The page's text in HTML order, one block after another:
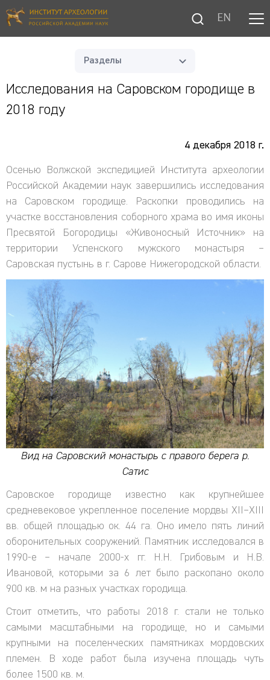
EN
Разделы
Исследования на Саровском городище в
2018 году
4 декабря 2018 г.
Осенью Волжской экспедицией Института археологии
Российской Академии наук завершились исследования
на Саровском городище. Раскопки проводились на
участке восстановления соборного храма во имя иконы
Пресвятой Богородицы «Живоносный Источник» на
территории Успенского мужского монастыря –
Саровская пустынь в г. Сарове Нижегородской области.
Вид на Саровский монастырь с правого берега р.
Сатис
Саровское городище известно как крупнейшее
средневековое укрепленное поселение мордвы XII–XIII
вв. общей площадью ок. 44 га. Оно имело пять линий
оборонительных сооружений. Памятник исследовался в
1990-е – начале 2000-х гг. Н.Н. Грибовым и Н.В.
Ивановой, которыми за 6 лет было раскопано около
900 кв. м на разных участках городища.
Стоит отметить, что работы 2018 г. стали не только
самыми масштабными на городище, но и самыми
крупными на поселенческих памятниках мордовских
племен. В ходе работ была изучена площадь чуть
более 1500 кв. м.